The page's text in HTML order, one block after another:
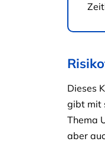
Dieses
gibt mit
Thema
aber